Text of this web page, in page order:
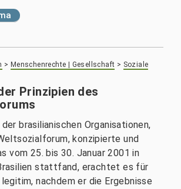
> Menschenrechte | Gesellschaft > Soziale
Prinzipien des
brasilianischen Organisationen,
konzipierte und
vom 25. bis 30. Januar 2001 in
stattfand, erachtet es für
nachdem er die Ergebnisse